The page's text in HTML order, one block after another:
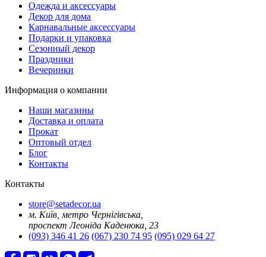
Oдежда и аксессуары
Декор для дома
Карнавальные аксессуары
Подарки и упаковка
Сезонный декор
Праздники
Вечеринки
Информация о компании
Наши магазины
Доставка и оплата
Прокат
Оптовый отдел
Блог
Контакты
Контакты
store@setadecor.ua
м. Київ, метро Чернігівська,
проспект Леоніда Каденюка, 23
(093) 346 41 26 (067) 230 74 95 (095) 029 64 27